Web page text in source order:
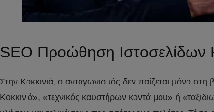
SEO Προώθηση Ιστοσελίδων
Στην Κοκκινιά, ο ανταγωνισμός δεν παίζεται μόνο
Κοκκινιά», «τεχνικός καυστήρων κοντά μου» ή